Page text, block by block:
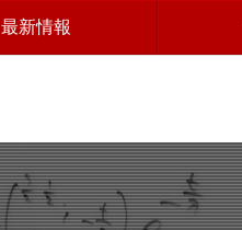
最新情報